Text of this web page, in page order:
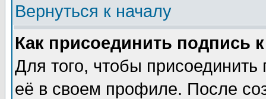
Вернуться к началу
Как присоединить подпись
Для того, чтобы
её в своем профиле. После